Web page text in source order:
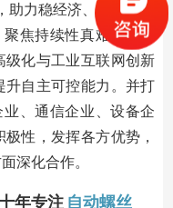
助力稳经济、保安全的
焦持续性真难题和阶
级化与工业互联网创新
升自主可控能力。并打
业、通信企业、设备企
性，发挥各方优势，
深化合作。
年专注 自动螺丝